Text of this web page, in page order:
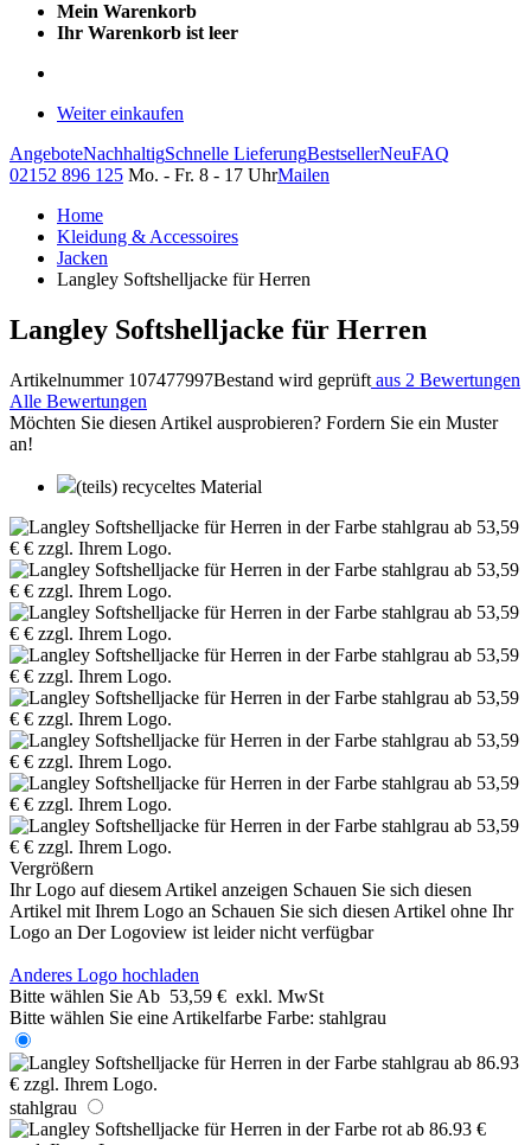
Mein Warenkorb
Ihr Warenkorb ist leer
Weiter einkaufen
AngeboteNachhaltigSchnelle LieferungBestsellerNeuFAQ
02152 896 125 Mo. - Fr. 8 - 17 UhrMailen
Home
Kleidung & Accessoires
Jacken
Langley Softshelljacke für Herren
Langley Softshelljacke für Herren
Artikelnummer 107477997Bestand wird geprüft aus 2 Bewertungen
Alle Bewertungen
Möchten Sie diesen Artikel ausprobieren? Fordern Sie ein Muster
an!
(teils) recyceltes Material
Vergrößern
Ihr Logo auf diesem Artikel anzeigen Schauen Sie sich diesen
Artikel mit Ihrem Logo an Schauen Sie sich diesen Artikel ohne Ihr
Logo an Der Logoview ist leider nicht verfügbar
Anderes Logo hochladen
Bitte wählen Sie Ab 53,59 € exkl. MwSt
Bitte wählen Sie eine Artikelfarbe Farbe: stahlgrau
stahlgrau